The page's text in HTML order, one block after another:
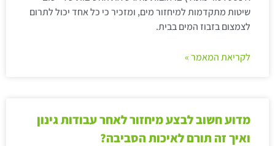
שיטות מתקדמות למיחזור מים, ומזכיר כי כל אחד יכול לתרום
לצמצום בזבוז המים בבית.
לקריאת המאמר »
מדוע חשוב לבצע מיחזור לאחר עבודות גינון
ואיך זה תורם לאיכות הסביבה?